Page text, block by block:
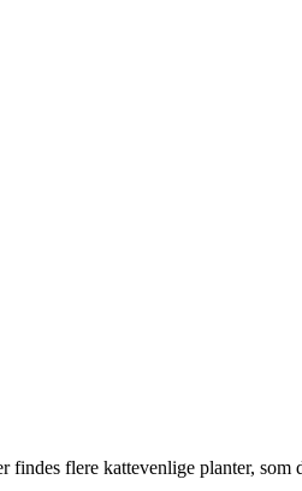
flere kattevenlige planter,